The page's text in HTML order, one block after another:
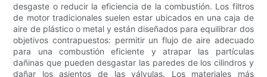
desgaste o reducir la eficiencia de la combustión. Los filtros
de motor tradicionales suelen estar ubicados en una caja de
aire de plástico o metal y están diseñados para equilibrar dos
objetivos contrapuestos: permitir un flujo de aire adecuado
para una combustión eficiente y atrapar las partículas
dañinas que pueden desgastar las paredes de los cilindros y
dañar los asientos de las válvulas. Los materiales más